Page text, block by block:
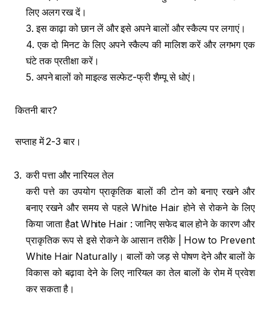
लिए अलग रख दें।
3. इस काढ़ा को छान लें और इसे अपने बालों और स्कैल्प पर लगाएं।
4. एक दो मिनट के लिए अपने स्कैल्प की मालिश करें और लगभग एक
घंटे तक प्रतीक्षा करें।
5. अपने बालों को माइल्ड सल्फेट-फ्री शैम्पू से धोएं।
कितनी बार?
सप्ताह में 2-3 बार।
करी पत्ता और नारियल तेल
करी पत्ते का उपयोग प्राकृतिक बालों की टोन को बनाए रखने और
बनाए रखने और समय से पहले White Hair होने से रोकने के लिए
किया जाता हैat White Hair : जानिए सफेद बाल होने के कारण और
प्राकृतिक रूप से इसे रोकने के आसान तरीके | How to Prevent
White Hair Naturally। बालों को जड़ से पोषण देने और बालों के
विकास को बढ़ावा देने के लिए नारियल का तेल बालों के रोम में प्रवेश
कर सकता है।